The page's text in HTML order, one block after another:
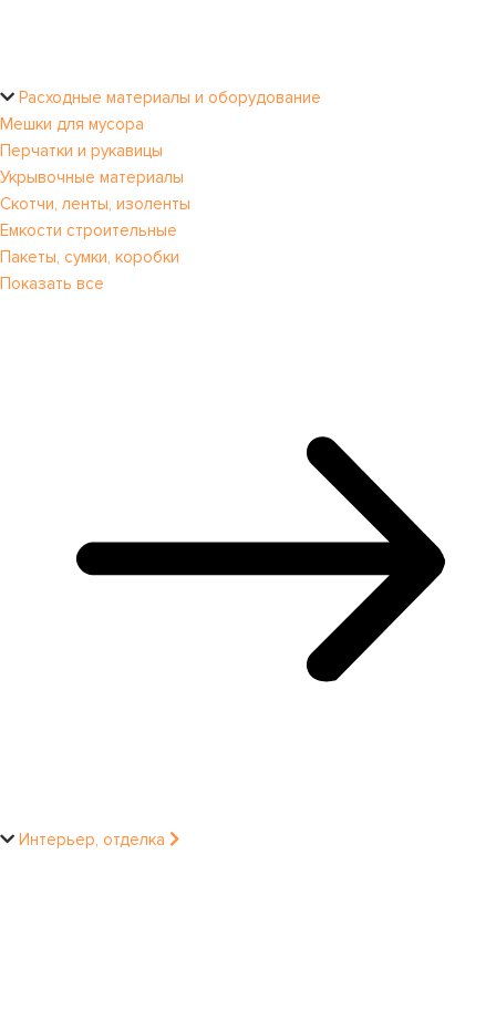
Расходные материалы и оборудование
Мешки для мусора
Перчатки и рукавицы
Укрывочные материалы
Скотчи, ленты, изоленты
Емкости строительные
Пакеты, сумки, коробки
Показать все
Интерьер, отделка